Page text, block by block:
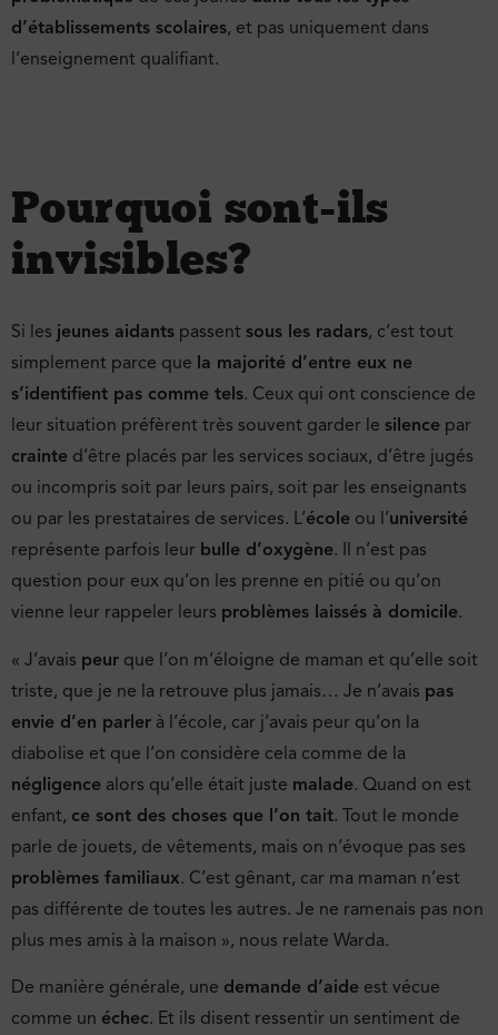
d’établissements scolaires, et pas uniquement dans
l’enseignement qualifiant.
Pourquoi sont-ils
invisibles ?
Si les jeunes aidants passent sous les radars, c’est tout
simplement parce que la majorité d’entre eux ne
s’identifient pas comme tels. Ceux qui ont conscience de
leur situation préfèrent très souvent garder le silence par
crainte d’être placés par les services sociaux, d’être jugés
ou incompris soit par leurs pairs, soit par les enseignants
ou par les prestataires de services. L’école ou l’université
représente parfois leur bulle d’oxygène. Il n’est pas
question pour eux qu’on les prenne en pitié ou qu’on
vienne leur rappeler leurs problèmes laissés à domicile.
« J’avais peur que l’on m’éloigne de maman et qu’elle soit
triste, que je ne la retrouve plus jamais… Je n’avais pas
envie d’en parler à l’école, car j’avais peur qu’on la
diabolise et que l’on considère cela comme de la
négligence alors qu’elle était juste malade. Quand on est
enfant, ce sont des choses que l’on tait. Tout le monde
parle de jouets, de vêtements, mais on n’évoque pas ses
problèmes familiaux. C’est gênant, car ma maman n’est
pas différente de toutes les autres. Je ne ramenais pas non
plus mes amis à la maison », nous relate Warda.
De manière générale, une demande d’aide est vécue
comme un échec. Et ils disent ressentir un sentiment de